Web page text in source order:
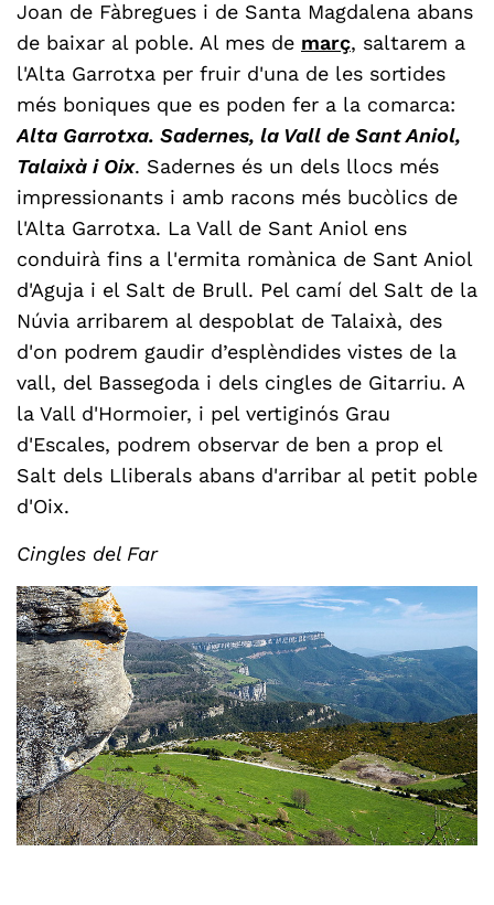
Joan de Fàbregues i de Santa Magdalena abans
de baixar al poble. Al mes de març, saltarem a
l'Alta Garrotxa per fruir d'una de les sortides
més boniques que es poden fer a la comarca:
Alta Garrotxa. Sadernes, la Vall de Sant Aniol,
Talaixà i Oix. Sadernes és un dels llocs més
impressionants i amb racons més bucòlics de
l'Alta Garrotxa. La Vall de Sant Aniol ens
conduirà fins a l'ermita romànica de Sant Aniol
d'Aguja i el Salt de Brull. Pel camí del Salt de la
Núvia arribarem al despoblat de Talaixà, des
d'on podrem gaudir d’esplèndides vistes de la
vall, del Bassegoda i dels cingles de Gitarriu. A
la Vall d'Hormoier, i pel vertiginós Grau
d'Escales, podrem observar de ben a prop el
Salt dels Lliberals abans d'arribar al petit poble
d'Oix.
Cingles del Far